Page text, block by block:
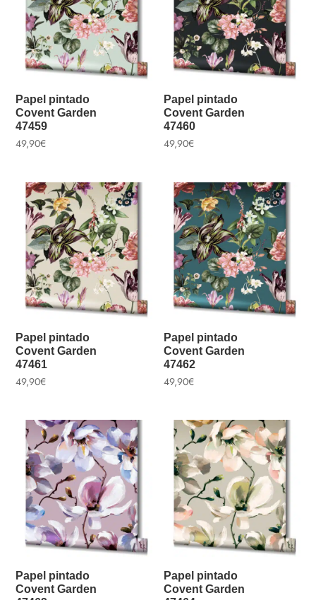
Papel pintado
Covent Garden
47459
49,90€
Papel pintado
Covent Garden
47460
49,90€
Papel pintado
Covent Garden
47461
49,90€
Papel pintado
Covent Garden
47462
49,90€
Papel pintado
Covent Garden
Papel pintado
Covent Garden